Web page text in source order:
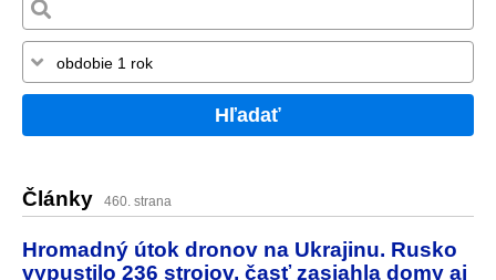
Hľadať
Články 460. strana
Hromadný útok dronov na Ukrajinu. Rusko
vypustilo 236 strojov, časť zasiahla domy aj